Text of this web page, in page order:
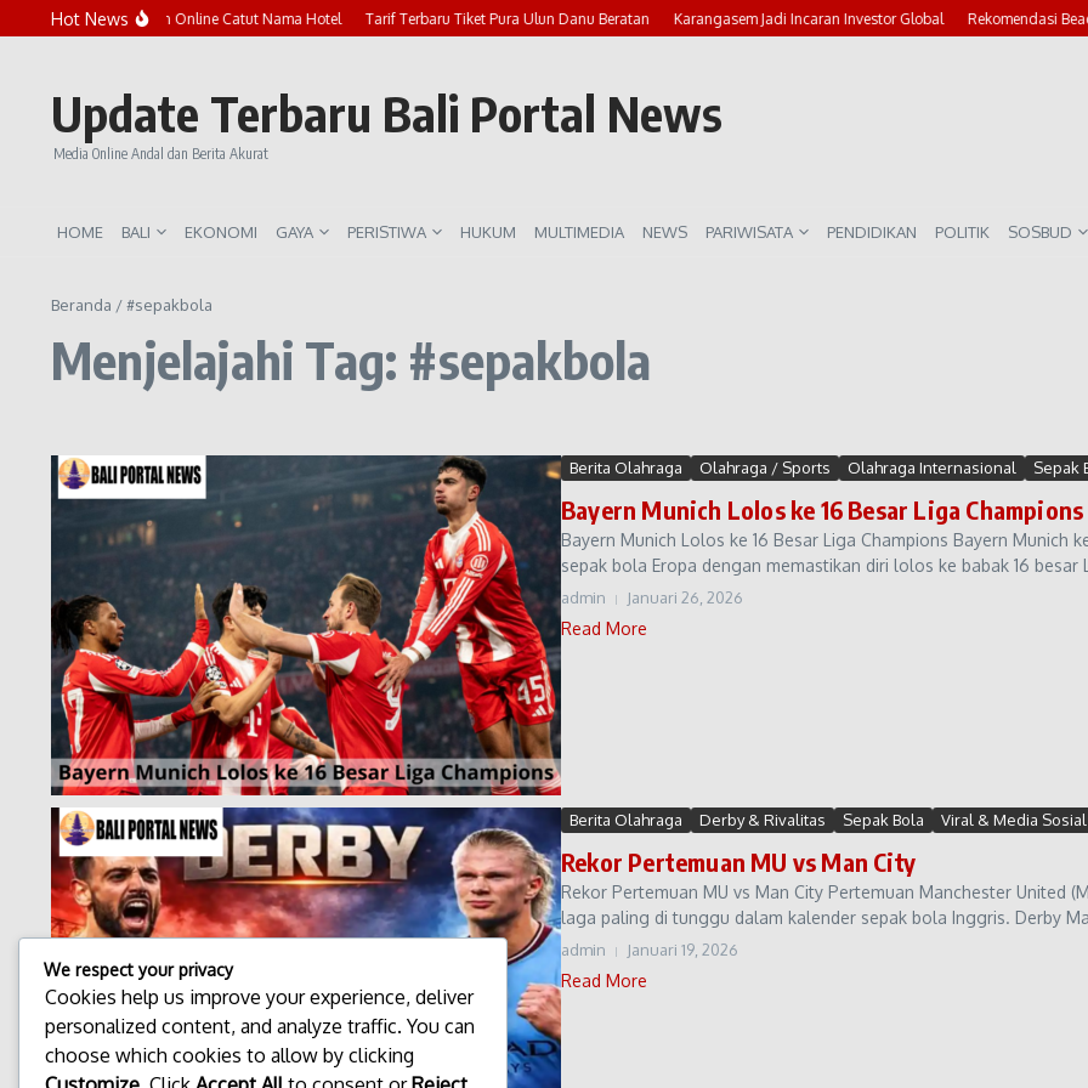
Lewati ke konten
Hot News
Marak Penipuan Online Catut Nama Hotel Tarif Terbaru Tiket Pura Ulun Danu Beratan Karangasem Jadi Incaran Investor Global Rekomendasi
Update Terbaru Bali Portal News
Media Online Andal dan Berita Akurat
HOME BALI EKONOMI GAYA PERISTIWA HUKUM MULTIMEDIA NEWS PARIWISATA PENDIDIKAN POLITIK SOSBUD
Beranda /#sepakbola
Menjelajahi Tag: #sepakbola
Berita Olahraga Olahraga / Sports Olahraga Internasional Sepak
Bayern Munich Lolos ke 16 Besar Liga Champions
Bayern Munich Lolos ke 16 Besar Liga Champions Bayern Munich
sepak bola Eropa dengan memastikan diri lolos ke babak 16 besar
admin Januari 26, 2026
Read More
Berita Olahraga Derby & Rivalitas Sepak Bola Viral & Media Sosial
Rekor Pertemuan MU vs Man City
Rekor Pertemuan MU vs Man City Pertemuan Manchester United
laga paling di tunggu dalam kalender sepak bola Inggris. Derby
admin Januari 19, 2026
Read More
We respect your privacy
Cookies help us improve your experience, deliver
personalized content, and analyze traffic. You can
choose which cookies to allow by clicking